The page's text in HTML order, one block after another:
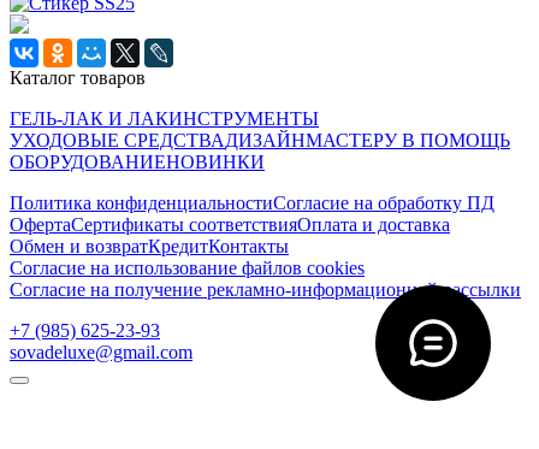
Каталог товаров
ГЕЛЬ-ЛАК И ЛАКИНСТРУМЕНТЫ
УХОДОВЫЕ СРЕДСТВАДИЗАЙНМАСТЕРУ В ПОМОЩЬ
ОБОРУДОВАНИЕНОВИНКИ
Политика конфиденциальностиСогласие на обработку ПД
ОфертаСертификаты соответствияОплата и доставка
Обмен и возвратКредитКонтакты
Согласие на использование файлов cookies
Согласие на получение рекламно-информационной рассылки
‭+7 (985) 625-23-93‬
sovadeluxe@gmail.com